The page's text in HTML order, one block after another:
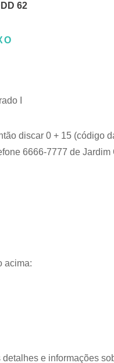
62
I
discar 0 + 15 (código
6666-7777 de Jardim
acima:
e informações